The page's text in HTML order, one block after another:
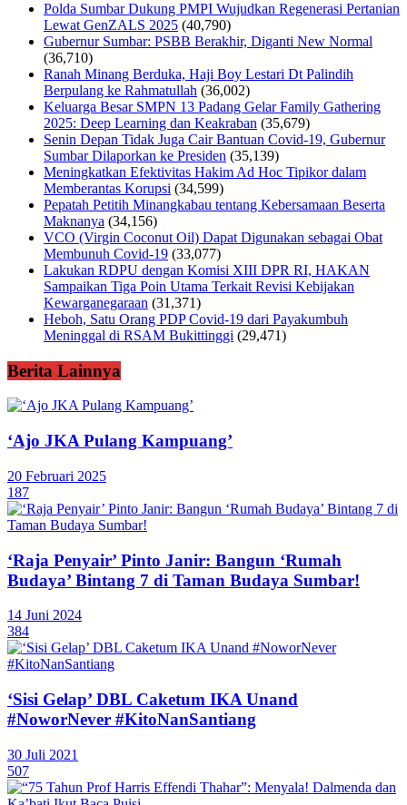
Polda Sumbar Dukung PMPI Wujudkan Regenerasi Pertanian
Lewat GenZALS 2025 (40,790)
Gubernur Sumbar: PSBB Berakhir, Diganti New Normal
(36,710)
Ranah Minang Berduka, Haji Boy Lestari Dt Palindih
Berpulang ke Rahmatullah (36,002)
Keluarga Besar SMPN 13 Padang Gelar Family Gathering
2025: Deep Learning dan Keakraban (35,679)
Senin Depan Tidak Juga Cair Bantuan Covid-19, Gubernur
Sumbar Dilaporkan ke Presiden (35,139)
Meningkatkan Efektivitas Hakim Ad Hoc Tipikor dalam
Memberantas Korupsi (34,599)
Pepatah Petitih Minangkabau tentang Kebersamaan Beserta
Maknanya (34,156)
VCO (Virgin Coconut Oil) Dapat Digunakan sebagai Obat
Membunuh Covid-19 (33,077)
Lakukan RDPU dengan Komisi XIII DPR RI, HAKAN
Sampaikan Tiga Poin Utama Terkait Revisi Kebijakan
Kewarganegaraan (31,371)
Heboh, Satu Orang PDP Covid-19 dari Payakumbuh
Meninggal di RSAM Bukittinggi (29,471)
Berita Lainnya
‘Ajo JKA Pulang Kampuang’
20 Februari 2025
187
‘Raja Penyair’ Pinto Janir: Bangun ‘Rumah
Budaya’ Bintang 7 di Taman Budaya Sumbar!
14 Juni 2024
384
‘Sisi Gelap’ DBL Caketum IKA Unand
#NoworNever #KitoNanSantiang
30 Juli 2021
507